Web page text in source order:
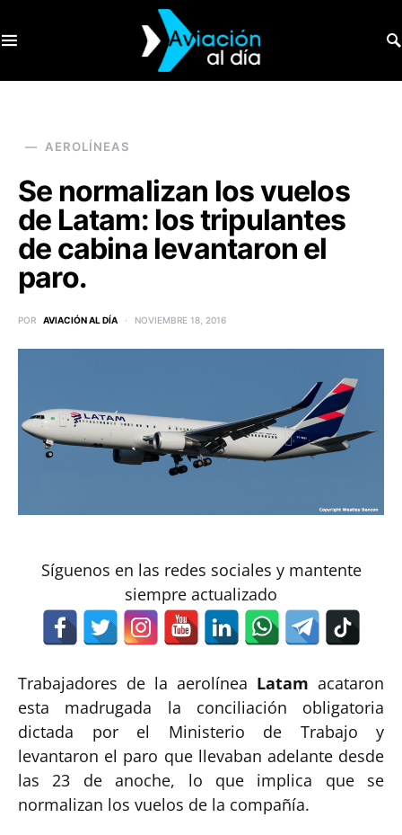
AEROLÍNEAS
Se normalizan los vuelos
de Latam: los tripulantes
de cabina levantaron el
paro.
POR AVIACIÓN AL DÍA NOVIEMBRE 18, 2016
Síguenos en las redes sociales y mantente
siempre actualizado
Trabajadores de la aerolínea Latam acataron
esta madrugada la conciliación obligatoria
dictada por el Ministerio de Trabajo y
levantaron el paro que llevaban adelante desde
las 23 de anoche, lo que implica que se
normalizan los vuelos de la compañía.